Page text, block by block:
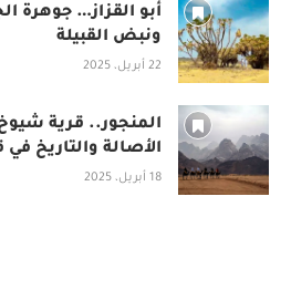
أبو القزاز… جوهرة
ونبض القبيلة
22 أبريل، 2025
المنجور.. قرية
الأصالة والتاريخ
18 أبريل، 2025